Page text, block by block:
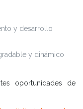
y desarrollo
y dinámico
oportunidades de